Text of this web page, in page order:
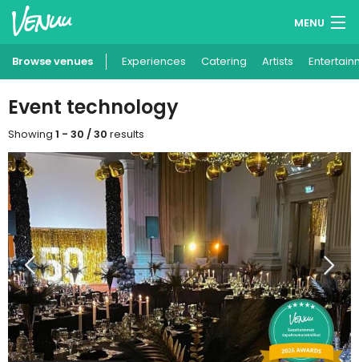
MENU
Wish lists
Add your venue
Browse venues Experiences Catering Artists
Event technology
Showing 1 - 30 / 30 results